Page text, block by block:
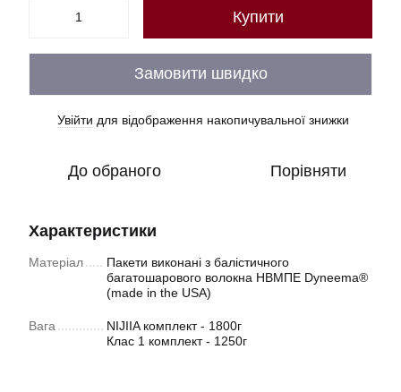
Купити
Замовити швидко
Увійти для відображення накопичувальної знижки
До обраного Порівняти
Характеристики
Матеріал
Пакети виконані з балістичного
багатошарового волокна НВМПЕ Dyneema®
(made in the USA)
Вага
NIJIIA комплект - 1800г
Клас 1 комплект - 1250г